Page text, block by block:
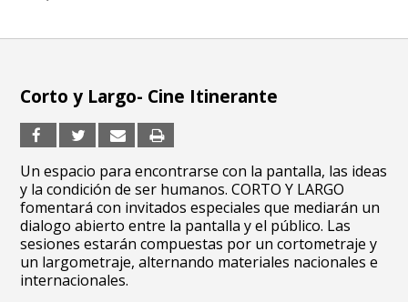
Corto y Largo- Cine Itinerante
Un espacio para encontrarse con la pantalla, las ideas
y la condición de ser humanos. CORTO Y LARGO
fomentará con invitados especiales que mediarán un
dialogo abierto entre la pantalla y el público. Las
sesiones estarán compuestas por un cortometraje y
un largometraje, alternando materiales nacionales e
internacionales.